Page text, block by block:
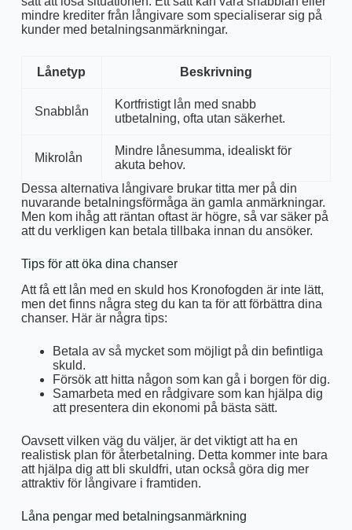
mindre krediter från långivare som specialiserar sig på
kunder med betalningsanmärkningar.
Lånetyp Beskrivning
Snabblån
Kortfristigt lån med snabb
utbetalning, ofta utan säkerhet.
Mikrolån
Mindre lånesumma, idealiskt för
akuta behov.
Dessa alternativa långivare brukar titta mer på din
nuvarande betalningsförmåga än gamla anmärkningar.
Men kom ihåg att räntan oftast är högre, så var säker på
att du verkligen kan betala tillbaka innan du ansöker.
Tips för att öka dina chanser
Att få ett lån med en skuld hos Kronofogden är inte lätt,
men det finns några steg du kan ta för att förbättra dina
chanser. Här är några tips:
Betala av så mycket som möjligt på din befintliga
skuld.
Försök att hitta någon som kan gå i borgen för dig.
Samarbeta med en rådgivare som kan hjälpa dig
att presentera din ekonomi på bästa sätt.
Oavsett vilken väg du väljer, är det viktigt att ha en
realistisk plan för återbetalning. Detta kommer inte bara
att hjälpa dig att bli skuldfri, utan också göra dig mer
attraktiv för långivare i framtiden.
Låna pengar med betalningsanmärkning